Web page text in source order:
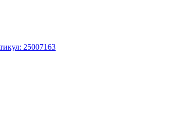
25007163